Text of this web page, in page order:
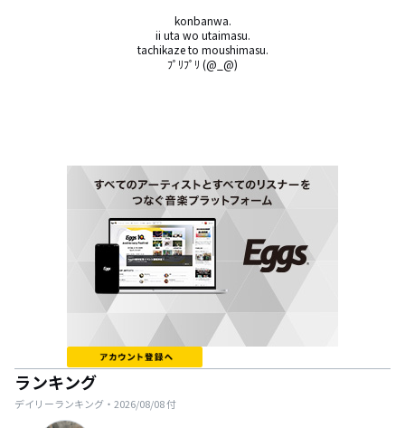
konbanwa.
ii uta wo utaimasu.
tachikaze to moushimasu.
ﾌﾟﾘﾌﾟﾘ (@_@)
ランキング
デイリーランキング・ 2026/08/08付